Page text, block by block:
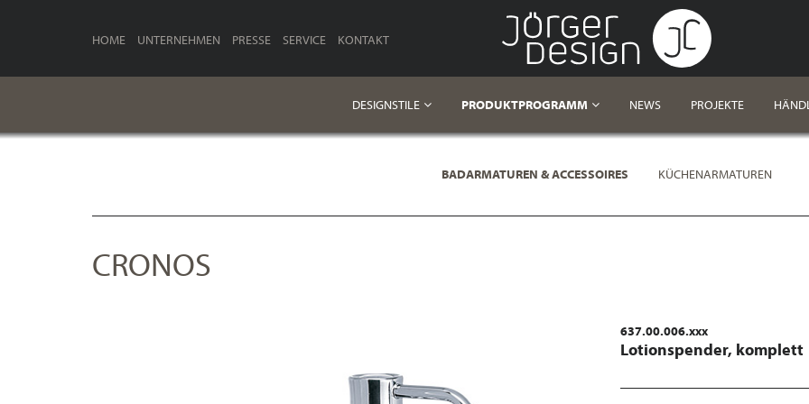
HOME UNTERNEHMEN PRESSE SERVICE KONTAKT
DESIGNSTILE PRODUKTPROGRAMM NEWS PROJEKTE
BADARMATUREN & ACCESSOIRES KÜCHENARMATUREN
CRONOS
637.00.006.xxx
Lotionspender, komplett